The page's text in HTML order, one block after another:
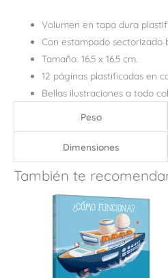
Volumen en tapa dura
Con estampado sectorizado
Tamaño: 16.5 x 16.5 cm.
12 páginas plastificadas en
Bellas ilustraciones a todo
Peso
Dimensiones
También te